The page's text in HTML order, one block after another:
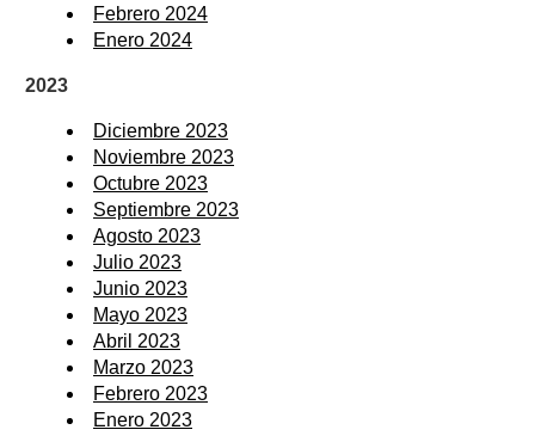
Febrero 2024
Enero 2024
2023
Diciembre 2023
Noviembre 2023
Octubre 2023
Septiembre 2023
Agosto 2023
Julio 2023
Junio 2023
Mayo 2023
Abril 2023
Marzo 2023
Febrero 2023
Enero 2023